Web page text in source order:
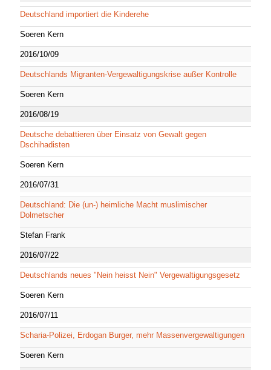
Deutschland importiert die Kinderehe
Soeren Kern
2016/10/09
Deutschlands Migranten-Vergewaltigungskrise außer Kontrolle
Soeren Kern
2016/08/19
Deutsche debattieren über Einsatz von Gewalt gegen
Dschihadisten
Soeren Kern
2016/07/31
Deutschland: Die (un-) heimliche Macht muslimischer
Dolmetscher
Stefan Frank
2016/07/22
Deutschlands neues "Nein heisst Nein" Vergewaltigungsgesetz
Soeren Kern
2016/07/11
Scharia-Polizei, Erdogan Burger, mehr Massenvergewaltigungen
Soeren Kern